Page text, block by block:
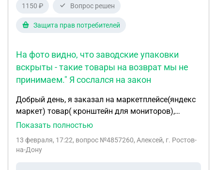
1150 ₽ Вопрос решен
Защита прав потребителей
На фото видно, что заводские упаковки
вскрыты - такие товары на возврат мы не
принимаем." Я сослался на закон
Добрый день, я заказал на маркетплейсе(яндекс
маркет) товар( кронштейн для мониторов),
установил и понял что товар мне не подходит.
исключая пакеты с болтами, т.к. вскрыть их не
Показать полностью
13 февраля, 17:22, вопрос №4857260, Алексей, г. Ростов-
на-Дону